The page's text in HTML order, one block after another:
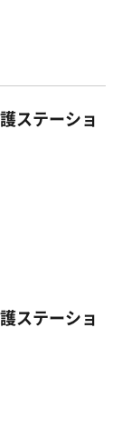
ステーショ
ステーショ